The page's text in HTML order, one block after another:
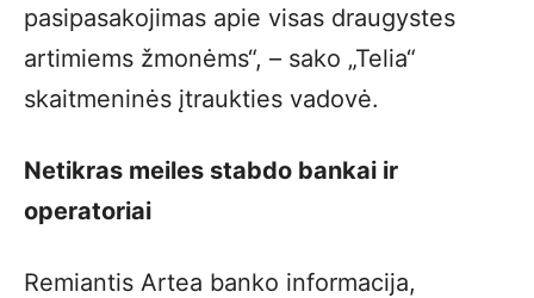
pasipasakojimas apie visas draugystes
artimiems žmonėms“, – sako „Telia“
skaitmeninės įtraukties vadovė.
Netikras meiles stabdo bankai ir
operatoriai
Remiantis Artea banko informacija,